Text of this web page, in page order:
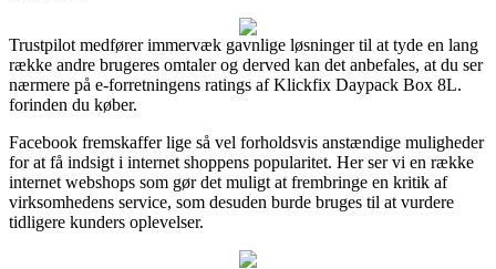
Trustpilot medfører immervæk gavnlige løsninger til at tyde en lang
række andre brugeres omtaler og derved kan det anbefales, at du ser
nærmere på e-forretningens ratings af Klickfix Daypack Box 8L.
forinden du køber.
Facebook fremskaffer lige så vel forholdsvis anstændige muligheder
for at få indsigt i internet shoppens popularitet. Her ser vi en række
internet webshops som gør det muligt at frembringe en kritik af
virksomhedens service, som desuden burde bruges til at vurdere
tidligere kunders oplevelser.